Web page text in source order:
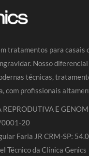
tratamentos para casais
Nosso diferencial
técnicas,
com profissionais
REPRODUTIVA E
0001-20
Faria JR CRM-SP:
Técnico da Clínica Genics